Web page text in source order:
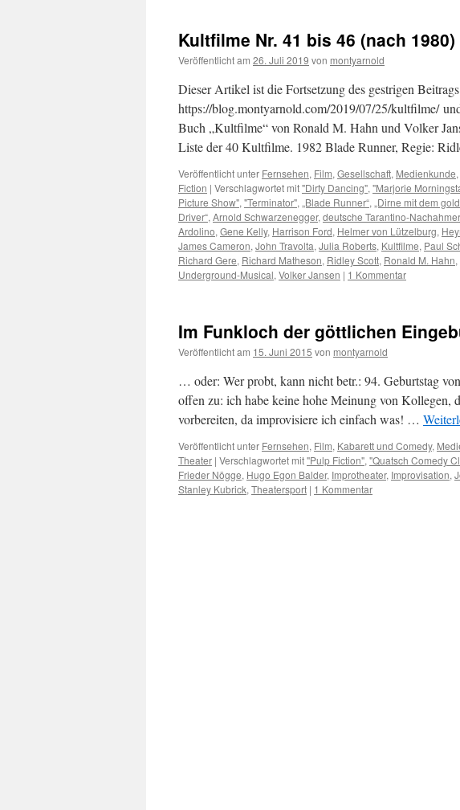
Kultfilme Nr. 41 bis 46 (nach 1980)
Veröffentlicht am 26. Juli 2019 von montyarnold
Dieser Artikel ist die Fortsetzung des gestrigen Beitrags
https://blog.montyarnold.com/2019/07/25/kultfilme/
Buch „Kultfilme“ von Ronald M. Hahn und Volker
Liste der 40 Kultfilme. 1982 Blade Runner, Regie:
Veröffentlicht unter Fernsehen, Film, Gesellschaft, Medienkunde,
Fiction | Verschlagwortet mit"Dirty Dancing", "Marjorie
Picture Show", "Terminator", „Blade Runner“, „Dirne mit dem
Driver“, Arnold Schwarzenegger, deutsche Tarantino-Nachahmer
Ardolino, Gene Kelly, Harrison Ford, Helmer von Lützelburg,
James Cameron, John Travolta, Julia Roberts, Kultfilme, Paul
Richard Gere, Richard Matheson, Ridley Scott, Ronald M. Hahn,
Underground-Musical, Volker Jansen | 1 Kommentar
Im Funkloch der göttlichen
Veröffentlicht am 15. Juni 2015 von montyarnold
… oder: Wer probt, kann nicht betr.: 94. Geburtstag
offen zu: ich habe keine hohe Meinung von Kollegen,
vorbereiten, da improvisiere ich einfach was! …
Veröffentlicht unter Fernsehen, Film, Kabarett und Comedy,
Theater | Verschlagwortet mit"Pulp Fiction", "Quatsch Comedy
Frieder Nögge, Hugo Egon Balder, Improtheater, Improvisation,
Stanley Kubrick, Theatersport | 1 Kommentar